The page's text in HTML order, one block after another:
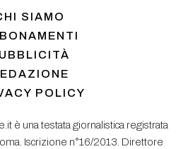
SIAMO
POLICY
è una testata giornalistica registrata
Iscrizione n°16/2013. Direttore